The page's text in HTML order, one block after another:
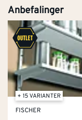
Anbefalinger
+ 15 VARIANTER
FISCHER